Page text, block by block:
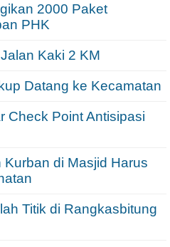
2000 Paket
PHK
Kaki 2 KM
Datang ke Kecamatan
Check Point Antisipasi
di Masjid Harus
Titik di Rangkasbitung